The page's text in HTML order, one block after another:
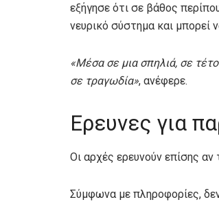
εξήγησε ότι σε βάθος
νευρικό σύστημα και μπορεί
«Μέσα σε μια σπηλιά, σε
σε τραγωδία», ανέφερε.
Ερευνες για
Οι αρχές ερευνούν επίσης αν
Σύμφωνα με πληροφορίες,